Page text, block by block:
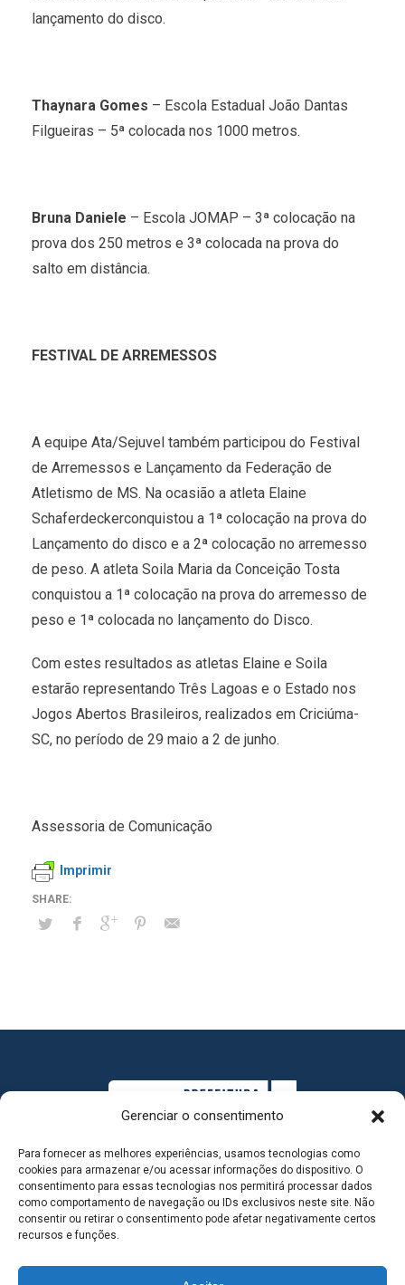
Gerenciar o consentimento
Para fornecer as melhores experiências, usamos tecnologias como
cookies para armazenar e/ou acessar informações do dispositivo. O
consentimento para essas tecnologias nos permitirá processar dados
como comportamento de navegação ou IDs exclusivos neste site. Não
consentir ou retirar o consentimento pode afetar negativamente certos
recursos e funções.
lançamento do disco.
Thaynara Gomes – Escola Estadual João Dantas
Filgueiras – 5ª colocada nos 1000 metros.
Bruna Daniele – Escola JOMAP – 3ª colocação na
prova dos 250 metros e 3ª colocada na prova do
salto em distância.
FESTIVAL DE ARREMESSOS
A equipe Ata/Sejuvel também participou do Festival
de Arremessos e Lançamento da Federação de
Atletismo de MS. Na ocasião a atleta Elaine
Schaferdeckerconquistou a 1ª colocação na prova do
Lançamento do disco e a 2ª colocação no arremesso
de peso. A atleta Soila Maria da Conceição Tosta
conquistou a 1ª colocação na prova do arremesso de
peso e 1ª colocada no lançamento do Disco.
Com estes resultados as atletas Elaine e Soila
estarão representando Três Lagoas e o Estado nos
Jogos Abertos Brasileiros, realizados em Criciúma-
SC, no período de 29 maio a 2 de junho.
Assessoria de Comunicação
Imprimir
MAPA DO SITE